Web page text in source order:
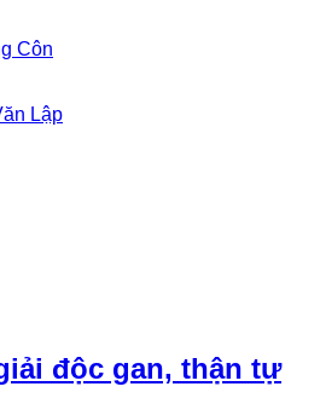
Côn
Lập
độc gan, thận tự